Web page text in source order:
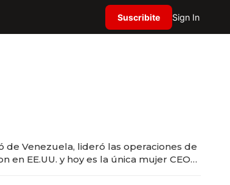
Suscribite Sign In
de Venezuela, lideró las operaciones de
en EE.UU. y hoy es la única mujer CEO